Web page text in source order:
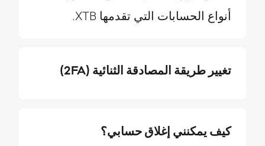
أنواع الحسابات التي تقدمها XTB.
تغيير طريقة المصادقة الثنائية (2FA)
كيف يمكنني إغلاق حسابي؟